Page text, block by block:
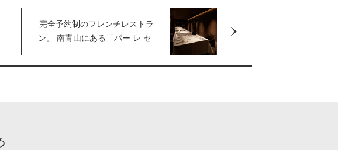
完全予約制のフレンチレストラ
ン。 南青山にある「パー レ セ
ン！